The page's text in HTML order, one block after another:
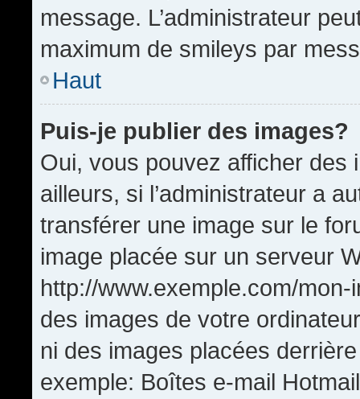
message. L’administrateur
maximum de smileys par
Haut
Puis-je publier des images?
Oui, vous pouvez afficher
ailleurs, si l’administrateur a
transférer une image sur le
image placée sur un serveur
http://www.exemple.com/
des images de votre
ni des images placées
exemple: Boîtes e-mail